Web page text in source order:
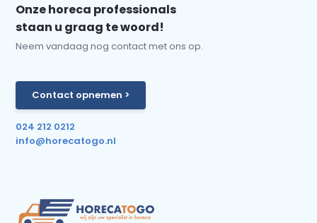
Onze horeca professionals
staan u graag te woord!
Neem vandaag nog contact met ons op.
Contact opnemen >
024 212 0212
info@horecatogo.nl